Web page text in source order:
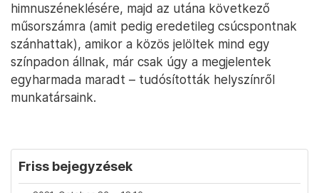
himnuszéneklésére, majd az utána következő
műsorszámra (amit pedig eredetileg csúcspontnak
szánhattak), amikor a közös jelöltek mind egy
színpadon állnak, már csak úgy a megjelentek
egyharmada maradt – tudósították helyszínről
munkatársaink.
Friss bejegyzések